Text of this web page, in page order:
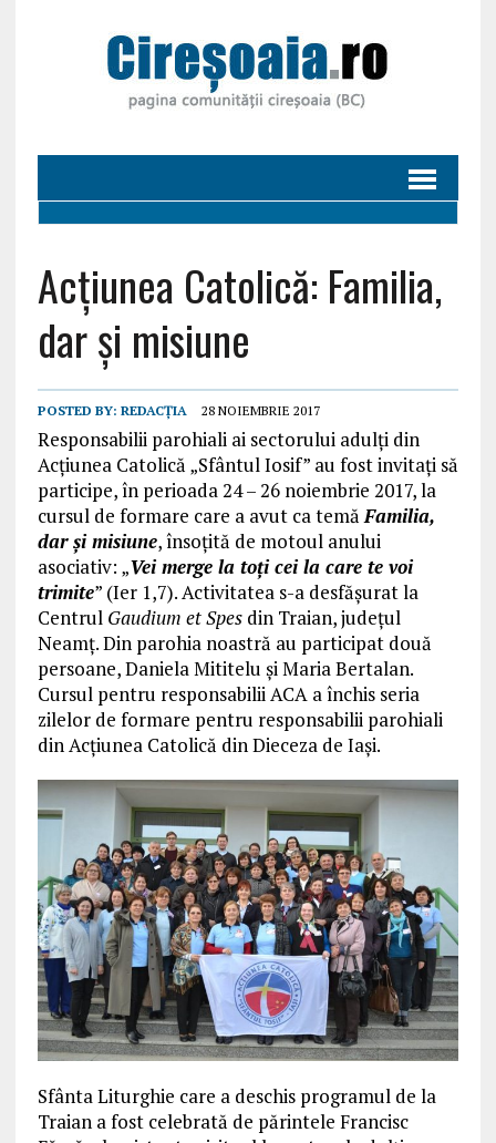
Acţiunea Catolică: Familia,
dar şi misiune
POSTED BY: REDACȚIA 28 NOIEMBRIE 2017
Responsabilii parohiali ai sectorului adulți din
Acțiunea Catolică „Sfântul Iosif” au fost invitați să
participe, în perioada 24 – 26 noiembrie 2017, la
cursul de formare care a avut ca temăFamilia,
dar și misiune, însoțită de motoul anului
asociativ: „Vei merge la toți cei la care te voi
trimite” (Ier 1,7). Activitatea s-a desfășurat la
Centrul Gaudium et Spesdin Traian, județul
Neamț. Din parohia noastră au participat două
persoane, Daniela Mititelu și Maria Bertalan.
Cursul pentru responsabilii ACA a închis seria
zilelor de formare pentru responsabilii parohiali
din Acțiunea Catolică din Dieceza de Iași.
Sfânta Liturghie care a deschis programul de la
Traian a fost celebrată de părintele Francisc